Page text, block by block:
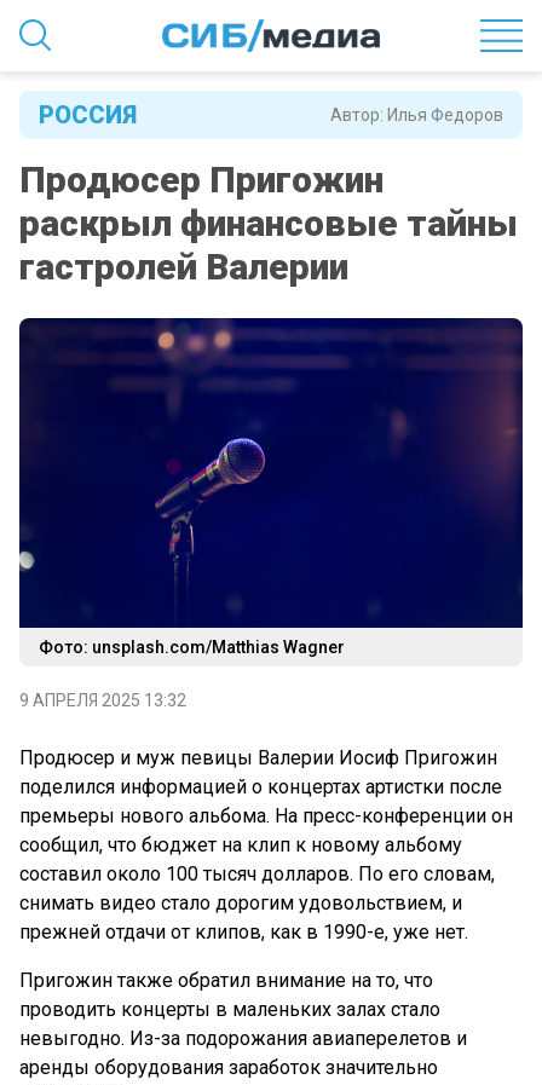
Автор: Илья Федоров
РОССИЯ
Продюсер Пригожин
раскрыл финансовые тайны
гастролей Валерии
Фото: unsplash.com/Matthias Wagner
9 АПРЕЛЯ 2025 13:32
Продюсер и муж певицы Валерии Иосиф Пригожин
поделился информацией о концертах артистки после
премьеры нового альбома. На пресс-конференции он
сообщил, что бюджет на клип к новому альбому
составил около 100 тысяч долларов. По его словам,
снимать видео стало дорогим удовольствием, и
прежней отдачи от клипов, как в 1990-е, уже нет.
Пригожин также обратил внимание на то, что
проводить концерты в маленьких залах стало
невыгодно. Из-за подорожания авиаперелетов и
аренды оборудования заработок значительно